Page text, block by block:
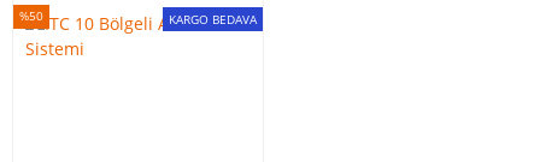
KARGO BEDAVA
%50